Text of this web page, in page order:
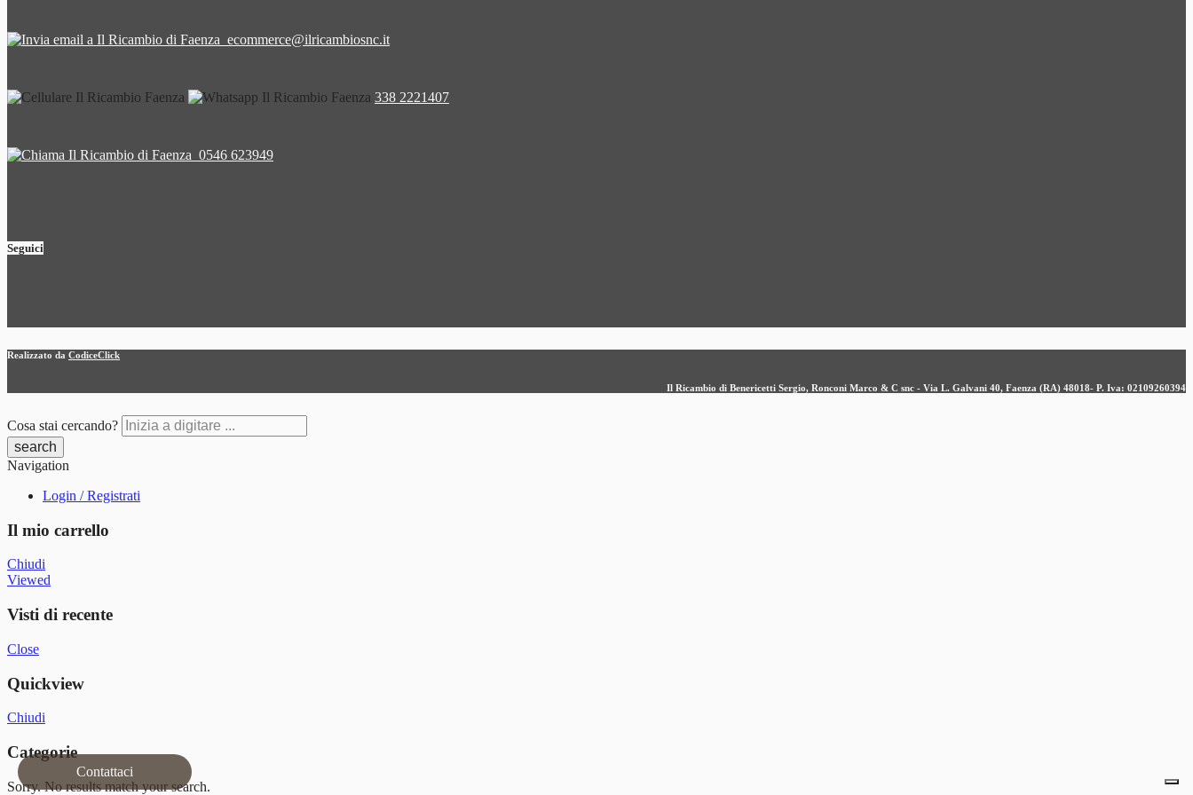
ecommerce@ilricambiosnc.it
338 2221407
0546 623949
Seguici
Realizzato da CodiceClick
Il Ricambio di Benericetti Sergio, Ronconi Marco & C snc - Via L. Galvani 40, Faenza (RA) 48018- P. Iva: 02109260394
Cosa stai cercando?
Navigation
Login / Registrati
Il mio carrello
Chiudi
Viewed
Visti di recente
Close
Quickview
Chiudi
Categorie
Sorry. No results match your search.
Contattaci